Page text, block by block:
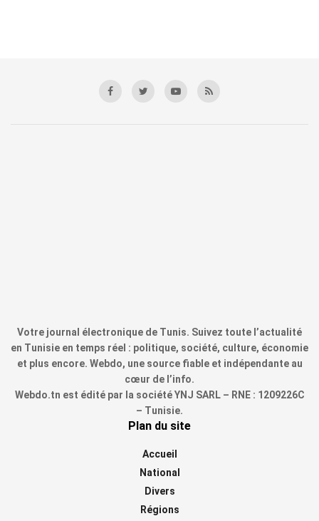
Votre journal électronique de Tunis. Suivez toute l’actualité
en Tunisie en temps réel : politique, société, culture, économie
et plus encore. Webdo, une source fiable et indépendante au
cœur de l’info.
Webdo.tn est édité par la société YNJ SARL – RNE : 1209226C
– Tunisie.
Plan du site
Accueil
National
Divers
Régions